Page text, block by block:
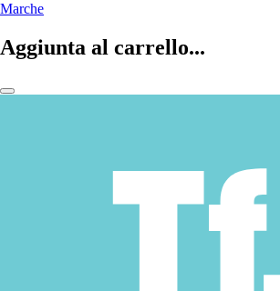
Marche
Aggiunta al carrello...